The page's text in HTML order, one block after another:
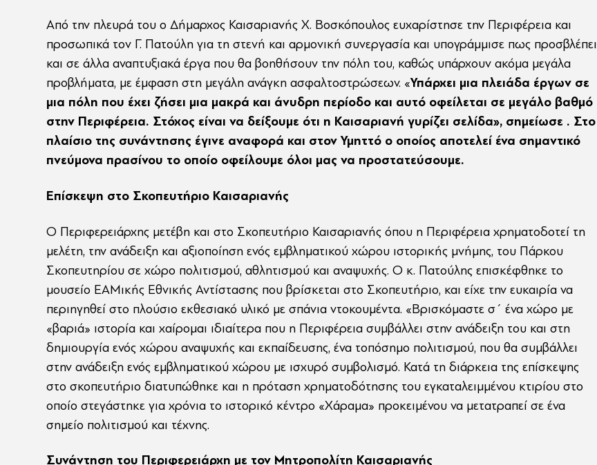
Από την πλευρά του ο Δήμαρχος Καισαριανής Χ. Βοσκόπουλος ευχαρίστησε την Περιφέρεια και
προσωπικά τον Γ. Πατούλη για τη στενή και αρμονική συνεργασία και υπογράμμισε πως προσβλέπει
και σε άλλα αναπτυξιακά έργα που θα βοηθήσουν την πόλη του, καθώς υπάρχουν ακόμα μεγάλα
προβλήματα, με έμφαση στη μεγάλη ανάγκη ασφαλτοστρώσεων. «Υπάρχει μια πλειάδα έργων σε
μια πόλη που έχει ζήσει μια μακρά και άνυδρη περίοδο και αυτό οφείλεται σε μεγάλο βαθμό
στην Περιφέρεια. Στόχος είναι να δείξουμε ότι η Καισαριανή γυρίζει σελίδα», σημείωσε . Στο
πλαίσιο της συνάντησης έγινε αναφορά και στον Υμηττό ο οποίος αποτελεί ένα σημαντικό
πνεύμονα πρασίνου το οποίο οφείλουμε όλοι μας να προστατεύσουμε.
Επίσκεψη στο Σκοπευτήριο Καισαριανής
Ο Περιφερειάρχης μετέβη και στο Σκοπευτήριο Καισαριανής όπου η Περιφέρεια χρηματοδοτεί τη
μελέτη, την ανάδειξη και αξιοποίηση ενός εμβληματικού χώρου ιστορικής μνήμης, του Πάρκου
Σκοπευτηρίου σε χώρο πολιτισμού, αθλητισμού και αναψυχής. Ο κ. Πατούλης επισκέφθηκε το
μουσείο ΕΑΜικής Εθνικής Αντίστασης που βρίσκεται στο Σκοπευτήριο, και είχε την ευκαιρία να
περιηγηθεί στο πλούσιο εκθεσιακό υλικό με σπάνια ντοκουμέντα. «Βρισκόμαστε σ΄ ένα χώρο με
«βαριά» ιστορία και χαίρομαι ιδιαίτερα που η Περιφέρεια συμβάλλει στην ανάδειξη του και στη
δημιουργία ενός χώρου αναψυχής και εκπαίδευσης, ένα τοπόσημο πολιτισμού, που θα συμβάλλει
στην ανάδειξη ενός εμβληματικού χώρου με ισχυρό συμβολισμό. Κατά τη διάρκεια της επίσκεψης
στο σκοπευτήριο διατυπώθηκε και η πρόταση χρηματοδότησης του εγκαταλειμμένου κτιρίου στο
οποίο στεγάστηκε για χρόνια το ιστορικό κέντρο «Χάραμα» προκειμένου να μετατραπεί σε ένα
σημείο πολιτισμού και τέχνης.
Συνάντηση του Περιφερειάρχη με τον Μητροπολίτη Καισαριανής